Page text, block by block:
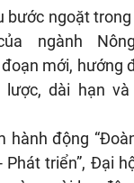
bước ngoặt
ngành
mới, hướng
lược, dài hạn
hành động
triển”, Đại